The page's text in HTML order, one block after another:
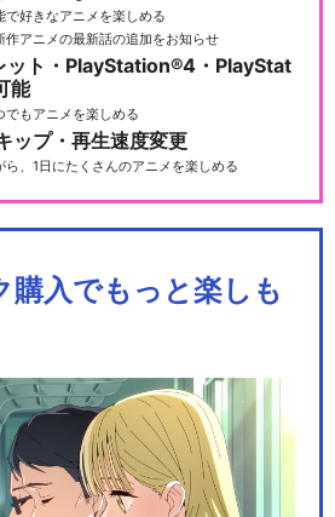
好きなアニメを楽しめる
作アニメの最新話の追加をお知らせ
ット・PlayStation®4・PlayStat
能
でもアニメを楽しめる
ップ・再生速度変更
ら、1日にたくさんのアニメを楽しめる
購入でもっと楽しも